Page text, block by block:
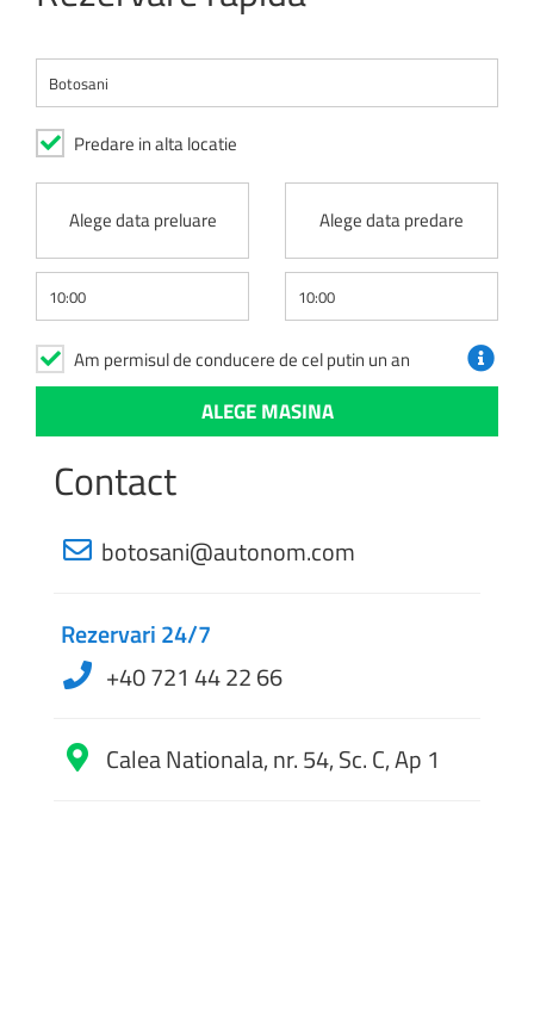
Predare in alta locatie
Alege data preluare Alege data predare
Am permisul de conducere de cel putin un an
Contact
botosani@autonom.com
Rezervari 24/7
+40 721 44 22 66
Calea Nationala, nr. 54, Sc. C, Ap 1